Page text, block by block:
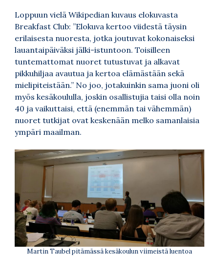
Loppuun vielä Wikipedian kuvaus elokuvasta
Breakfast Club: ”Elokuva kertoo viidestä täysin
erilaisesta nuoresta, jotka joutuvat kokonaiseksi
lauantaipäiväksi jälki-istuntoon. Toisilleen
tuntemattomat nuoret tutustuvat ja alkavat
pikkuhiljaa avautua ja kertoa elämästään sekä
mielipiteistään.” No joo, jotakuinkin sama juoni oli
myös kesäkoululla, joskin osallistujia taisi olla noin
40 ja vaikuttaisi, että (enemmän tai vähemmän)
nuoret tutkijat ovat keskenään melko samanlaisia
ympäri maailman.
Martin Taubel pitämässä kesäkoulun viimeistä luentoa